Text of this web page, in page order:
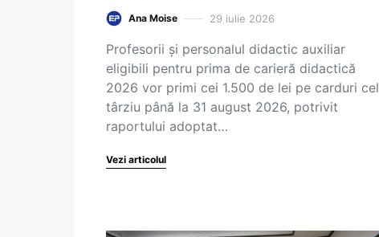
Ana Moise 29 iulie 2026
Profesorii și personalul didactic auxiliar
eligibili pentru prima de carieră didactică
2026 vor primi cei 1.500 de lei pe carduri cel
târziu până la 31 august 2026, potrivit
raportului adoptat…
Vezi articolul